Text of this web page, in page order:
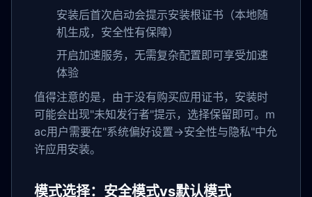
安装后首次启动会提示安装根证书（本地随
机生成，安全性有保障）
开启加速服务，无需复杂配置即可享受加速
体验
值得注意的是，由于没有购买应用证书，安装时
可能会出现"未知发行者"提示，选择保留即可。m
ac用户需要在"系统偏好设置->安全性与隐私"中允
许应用安装。
模式选择：安全模式vs默认模式